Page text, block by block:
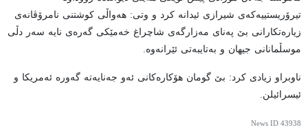
تیرۆریستییەکەی شیرازی ئیدانە کرد و وتی: هەواڵی کوشتنی نامرۆڤانەی
زیارەتکارانی بێ پەنای مەزارگەی شاچراغ خەمێکی گەرەی نایە سەر دڵی
موسڵمانانی جیهان و بەتایبەتی ئێرانەوە.
ناوبراو زیادی کرد: بێ گومان هۆکارەکانی ئەو جەنایەتە گەورە ئەمریکا و
ئیسرائیلن.
News ID 43938